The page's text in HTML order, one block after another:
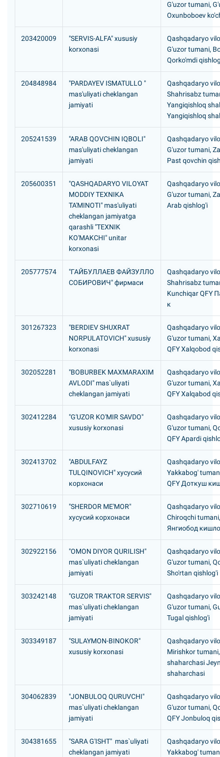
G'uzor tumani,
Oxunboboev
203420009
"SERVIS-ALFA" xususiy
korxonasi
Qashqadaryo
G'uzor tumani,
Qorko'mdi
204848984
"PARDAYEV ISMATULLO "
mas'uliyati cheklangan
jamiyati
Qashqadaryo
Shahrisabz
Yangiqishloq
Yangiqishloq
205241539
"ARAB QOVCHIN IQBOLI"
mas'uliyati cheklangan
jamiyati
Qashqadaryo
G'uzor tumani,
Past qovchin
205600351
"QASHQADARYO VILOYAT
MODDIY TEXNIKA
TA'MINOTI" mas'uliyati
cheklangan jamiyatga
qarashli "TEXNIK
KO'MAKCHI" unitar
korxonasi
Qashqadaryo
G'uzor tumani,
Arab qishlog'i
205777574
"ГАЙБУЛЛАЕВ ФАЙЗУЛЛО
СОБИРОВИЧ" фирмаси
Qashqadaryo
Shahrisabz
Kunchiqar QFY
к
301267323
"BERDIEV SHUXRAT
NORPULATOVICH" xususiy
korxonasi
Qashqadaryo
G'uzor tumani,
QFY Xalqobod
302052281
"BOBURBEK MAXMARAXIM
AVLODI" mas`uliyati
cheklangan jamiyati
Qashqadaryo
G'uzor tumani,
QFY Xalqabod
302412284
"G'UZOR KO'MIR SAVDO"
xususiy korxonasi
Qashqadaryo
G'uzor tumani,
QFY Apardi
302413702
"ABDULFAYZ
TULQINOVICH" хусусий
корхонаси
Qashqadaryo
Yakkabog'
QFY Доткуш
302710619
"SHERDOR ME'MOR"
хусусий корхонаси
Qashqadaryo
Chiroqchi
Янгиобод
302922156
"OMON DIYOR QURILISH"
mas`uliyati cheklangan
jamiyati
Qashqadaryo
G'uzor tumani,
Sho'rtan qishlog'i
303242148
"GUZOR TRAKTOR SERVIS"
mas`uliyati cheklangan
jamiyati
Qashqadaryo
G'uzor tumani,
Tugal qishlog'i
303349187
"SULAYMON-BINOKOR"
xususiy korxonasi
Qashqadaryo
Mirishkor
shaharchasi
shaharchasi
304062839
"JONBULOQ QURUVCHI"
mas`uliyati cheklangan
jamiyati
Qashqadaryo
G'uzor tumani,
QFY Jonbuloq
304381655
"SARA G'ISHT" mas`uliyati
cheklangan jamiyati
Qashqadaryo
Yakkabog'